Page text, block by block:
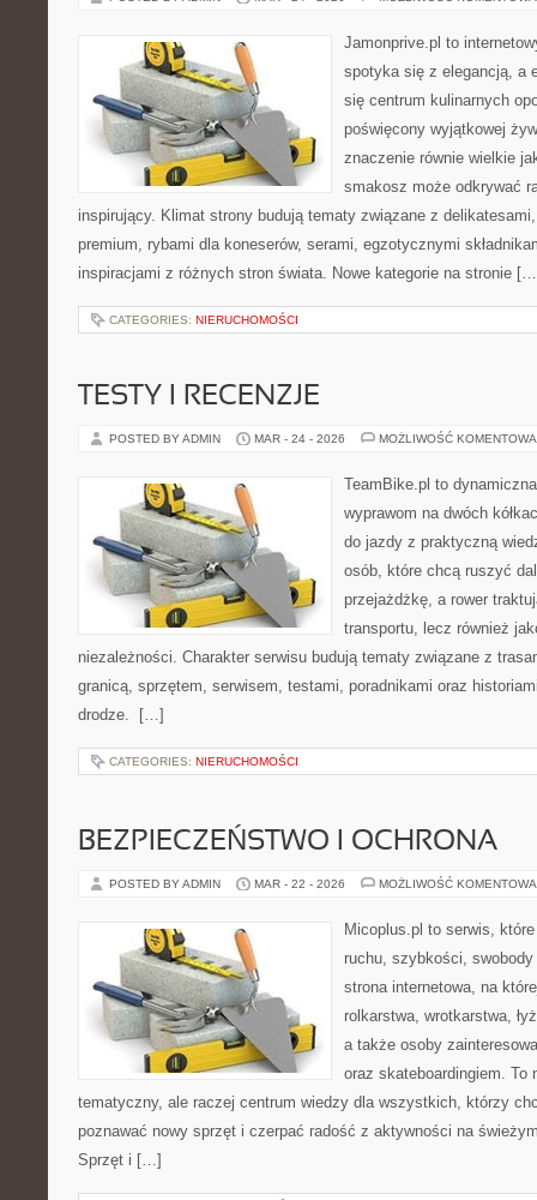
Jamonprive.pl to
spotyka się z elegancją, a
się centrum kulinarnych
poświęcony wyjątkowej
znaczenie równie wielkie
smakosz może odkrywać
inspirujący. Klimat strony budują tematy związane z
premium, rybami dla koneserów, serami, egzotycznymi
inspiracjami z różnych stron świata. Nowe kategorie na stronie
CATEGORIES: NIERUCHOMOŚCI
TESTY I RECENZJE
POSTED BY ADMIN MAR - 24 - 2026 MOŻLIWOŚĆ
TeamBike.pl to
wyprawom na dwóch
do jazdy z praktyczną
osób, które chcą ruszyć
przejażdżkę, a rower
transportu, lecz również
niezależności. Charakter serwisu budują tematy związane z
granicą, sprzętem, serwisem, testami, poradnikami oraz
drodze. […]
CATEGORIES: NIERUCHOMOŚCI
BEZPIECZEŃSTWO I OCHRONA
POSTED BY ADMIN MAR - 22 - 2026 MOŻLIWOŚĆ
Micoplus.pl to serwis,
ruchu, szybkości,
strona internetowa, na
rolkarstwa, wrotkarstwa,
a także osoby
oraz skateboardingiem. To
tematyczny, ale raczej centrum wiedzy dla wszystkich, którzy
poznawać nowy sprzęt i czerpać radość z aktywności na
Sprzęt i […]